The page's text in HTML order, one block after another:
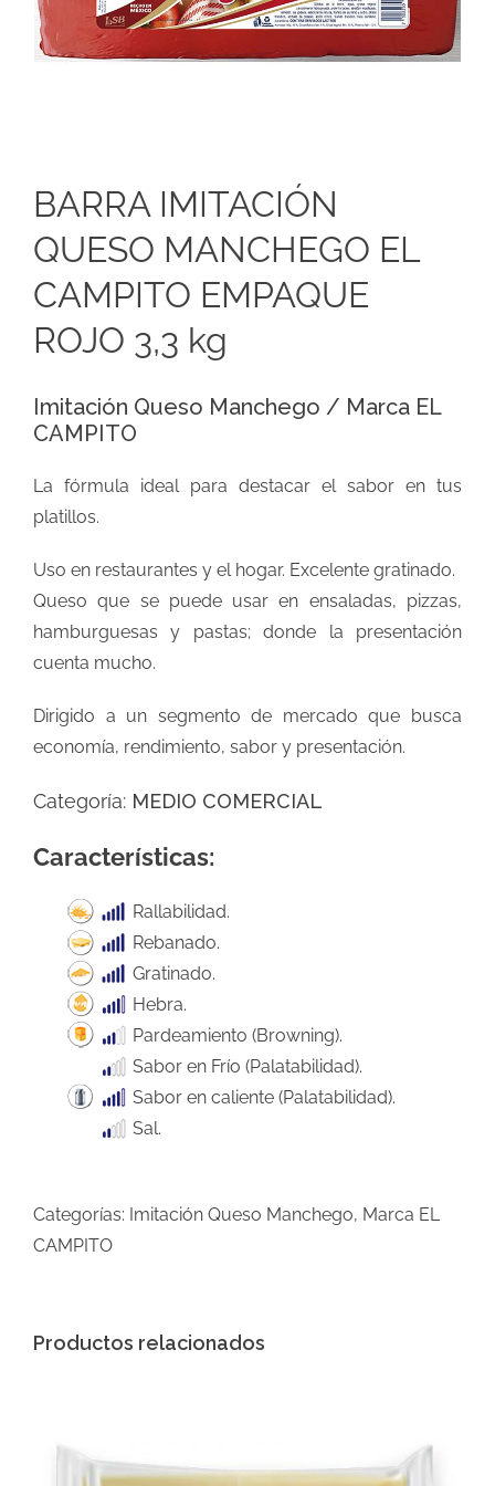
BARRA IMITACIÓN
QUESO MANCHEGO EL
CAMPITO EMPAQUE
ROJO 3,3 kg
Imitación Queso Manchego / Marca EL
CAMPITO
La fórmula ideal para destacar el sabor en tus
platillos.
Uso en restaurantes y el hogar. Excelente gratinado.
Queso que se puede usar en ensaladas, pizzas,
hamburguesas y pastas; donde la presentación
cuenta mucho.
Dirigido a un segmento de mercado que busca
economía, rendimiento, sabor y presentación.
Categoría: MEDIO COMERCIAL
Características:
Rallabilidad.
Rebanado.
Gratinado.
Hebra.
Pardeamiento (Browning).
Sabor en Frío (Palatabilidad).
Sabor en caliente (Palatabilidad).
Sal.
Categorías: Imitación Queso Manchego, Marca EL
CAMPITO
Productos relacionados